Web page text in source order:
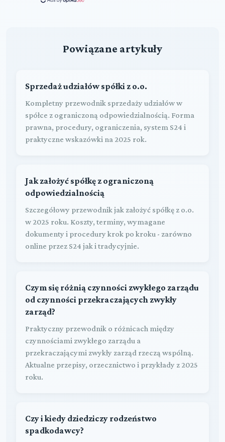
Powiązane artykuły
Sprzedaż udziałów spółki z o.o.
Kompletny przewodnik sprzedaży udziałów w
spółce z ograniczoną odpowiedzialnością. Forma
prawna, procedury, ograniczenia, system S24 i
praktyczne wskazówki na 2025 rok.
Jak założyć spółkę z ograniczoną
odpowiedzialnością
Szczegółowy przewodnik jak założyć spółkę z o.o.
w 2025 roku. Koszty, terminy, wymagane
dokumenty i procedury krok po kroku - zarówno
online przez S24 jak i tradycyjnie.
Czym się różnią czynności zwykłego zarządu
od czynności przekraczających zwykły
zarząd?
Praktyczny przewodnik o różnicach między
czynnościami zwykłego zarządu a
przekraczającymi zwykły zarząd rzeczą wspólną.
Aktualne przepisy, orzecznictwo i przykłady z 2025
roku.
Czy i kiedy dziedziczy rodzeństwo
spadkodawcy?